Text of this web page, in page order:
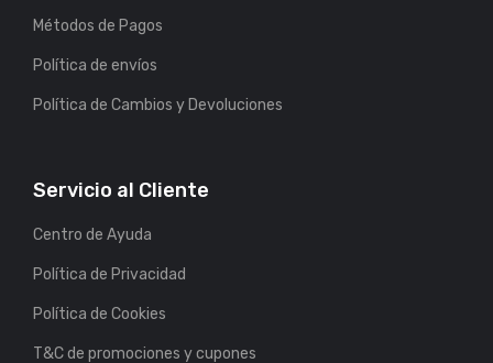
Métodos de Pagos
Política de envíos
Política de Cambios y Devoluciones
Servicio al Cliente
Centro de Ayuda
Política de Privacidad
Política de Cookies
T&C de promociones y cupones